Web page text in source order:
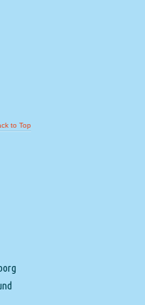
to Top